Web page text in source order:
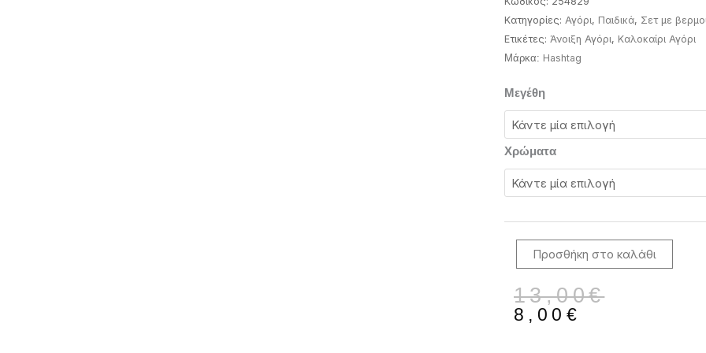
Κατηγορίες: Αγόρι, Παιδικά, Σετ με
Ετικέτες: Άνοιξη Αγόρι, Καλοκαίρι Αγόρι
Μάρκα: Ηashtag
Μεγέθη
Χρώματα
1-
6
Ετών
Hashtag
σετ
με
ποσότητα
Προσθήκη στο καλάθι
13,00€
Original
price
8,00 €
Η
τρέχουσα